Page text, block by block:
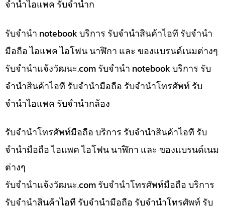
จำนำไอแพค รับจำนำก
รับจำนำ notebook บริการ รับจำนำสินค้าไอที รับจำนำ
มือถือ ไอแพค ไอโฟน นาฬิกา และ ของแบรนด์เนมต่างๆ
รับจํานําแจ้งวัฒนะ.com รับจำนำ notebook บริการ รับ
จำนำสินค้าไอที รับจำนำมือถือ รับจำนำโทรศัพท์ รับ
จำนำไอแพค รับจำนำกล้อง
รับจำนำโทรศัพท์มือถือ บริการ รับจำนำสินค้าไอที รับ
จำนำมือถือ ไอแพค ไอโฟน นาฬิกา และ ของแบรนด์เนม
ต่างๆ
รับจํานําแจ้งวัฒนะ.com รับจำนำโทรศัพท์มือถือ บริการ
รับจำนำสินค้าไอที รับจำนำมือถือ รับจำนำโทรศัพท์ รับ